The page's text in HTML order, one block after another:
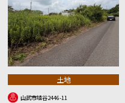
土地
山武市埴谷2446-11